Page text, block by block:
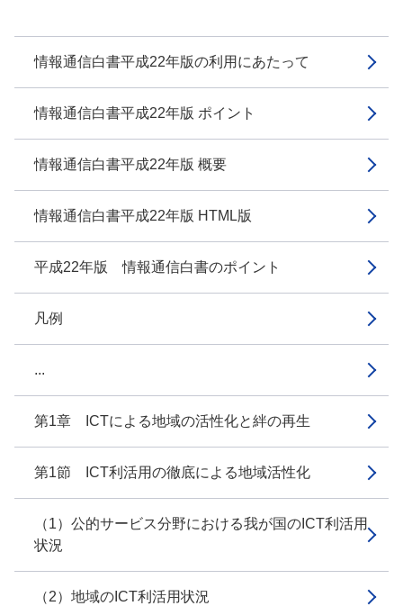
情報通信白書平成22年版の利用にあたって
情報通信白書平成22年版 ポイント
情報通信白書平成22年版 概要
情報通信白書平成22年版 HTML版
平成22年版 情報通信白書のポイント
凡例
...
第1章 ICTによる地域の活性化と絆の再生
第1節 ICT利活用の徹底による地域活性化
（1）公的サービス分野における我が国のICT利活用
状況
（2）地域のICT利活用状況